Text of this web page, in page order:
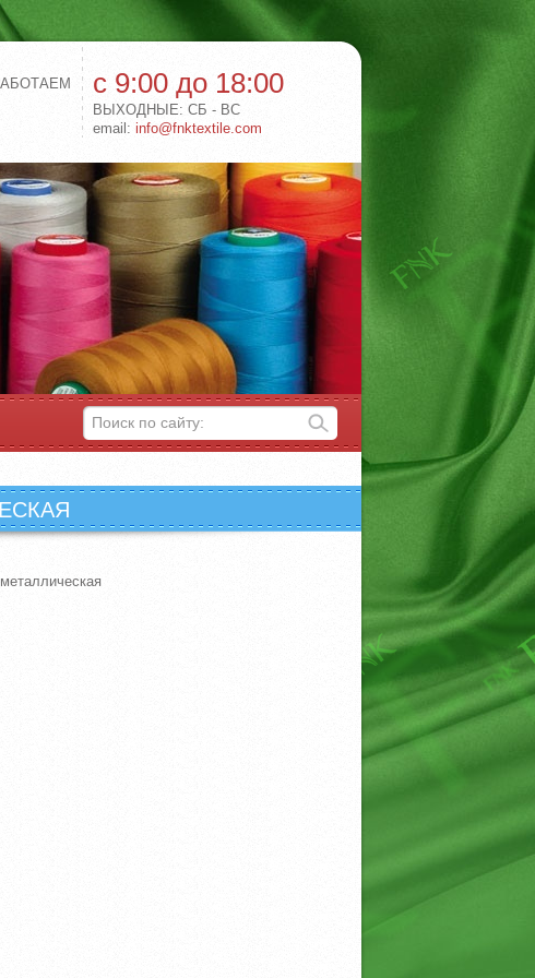
с 9:00 до 18:00
ВЫХОДНЫЕ: СБ - ВС
email: info@fnktextile.com